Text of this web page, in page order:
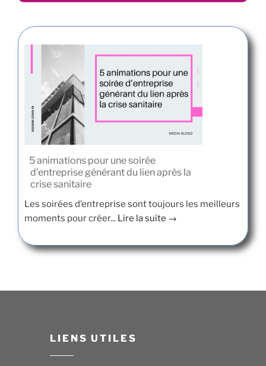
5 animations pour une soirée
d’entreprise générant du lien après la
crise sanitaire
Les soirées d’entreprise sont toujours les meilleurs
moments pour créer... Lire la suite →
LIENS UTILES